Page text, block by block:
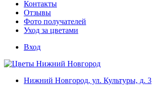
Контакты
Отзывы
Фото получателей
Уход за цветами
Вход
Нижний Новгород, ул. Культуры, д. 3